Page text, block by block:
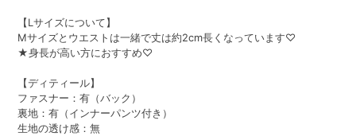
【Lサイズについて】
Mサイズとウエストは一緒で丈は約2cm長くなっています♡
★身長が高い方におすすめ♡
【ディティール】
ファスナー：有（バック）
裏地：有（インナーパンツ付き）
生地の透け感：無